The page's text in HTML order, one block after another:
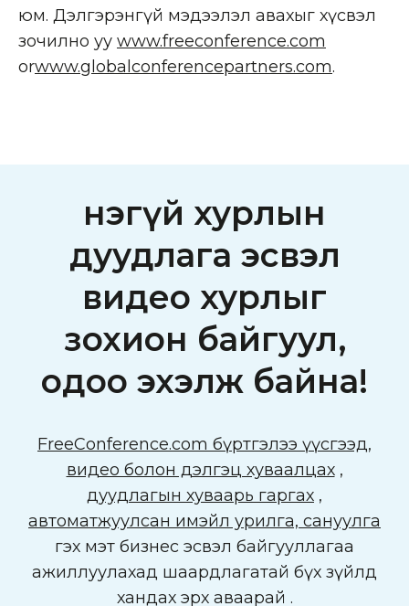
юм. Дэлгэрэнгүй мэдээлэл авахыг хүсвэл
зочилно уу www.freeconference.com
orwww.globalconferencepartners.com.
Үнэгүй хурлын
дуудлага эсвэл
видео хурлыг
зохион байгуул,
одоо эхэлж байна!
FreeConference.com бүртгэлээ үүсгээд,
видео болон дэлгэц хуваалцах,
дуудлагын хуваарь гаргах ,
автоматжуулсан имэйл урилга, сануулга
гэх мэт бизнес эсвэл байгууллагаа
ажиллуулахад шаардлагатай бүх зүйлд
хандах эрх аваарай .